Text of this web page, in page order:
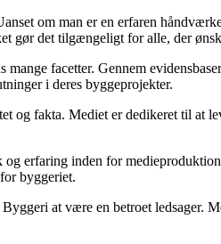
om man er en erfaren
gør det tilgængeligt for alle, der
facetter. Gennem
i deres byggeprojekter.
fakta. Mediet er dedikeret til at
erfaring inden for
byggeriet.
at være en betroet ledsager.